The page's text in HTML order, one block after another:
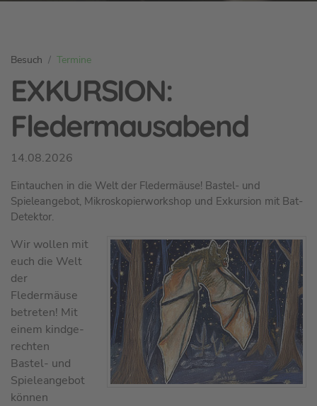
S
d
h
i
e
:
Besuch Termine
EXKURSION:
Fledermausabend
14.08.2026
Eintauchen in die Welt der Fledermäuse! Bastel- und
Spieleangebot, Mikroskopierworkshop und Exkursion mit Bat-
Detektor.
Wir wollen mit
euch die Welt
der
Fledermäuse
betreten! Mit
einem kind­ge­
rech­ten
Bastel- und
Spieleangebot
können